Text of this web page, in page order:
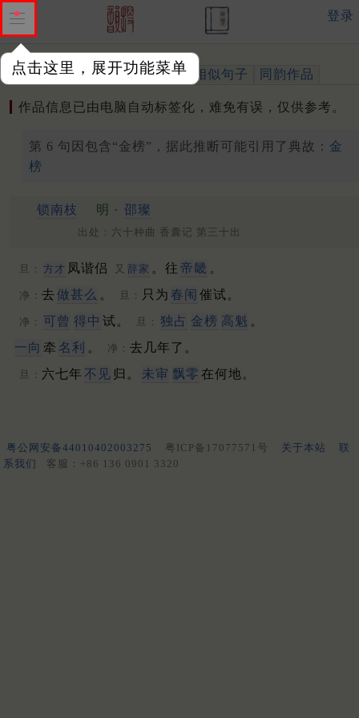
点击这里，展开功能菜单
登录
作品 标注四声 出处、引用 相似句子 同韵作品
作品信息已由电脑自动标签化，难免有误，仅供参考。
第 6 句因包含“金榜”，据此推断可能引用了典故： 金
榜
锁南枝 明 · 邵璨
出处：六十种曲 香囊记 第三十出
旦： 方才 凤谐侣 又 辞家 。往 帝畿 。
净： 去 做甚么 。 旦： 只为 春闱 催试。
净： 可曾 得中 试。 旦： 独占 金榜 高魁 。
一向 牵 名利 。 净： 去几年了。
旦： 六七年 不见 归。 未审 飘零 在何地。
粤公网安备44010402003275 粤ICP备17077571号 关于本站
联
系我们
客服：+86 136 0901 3320